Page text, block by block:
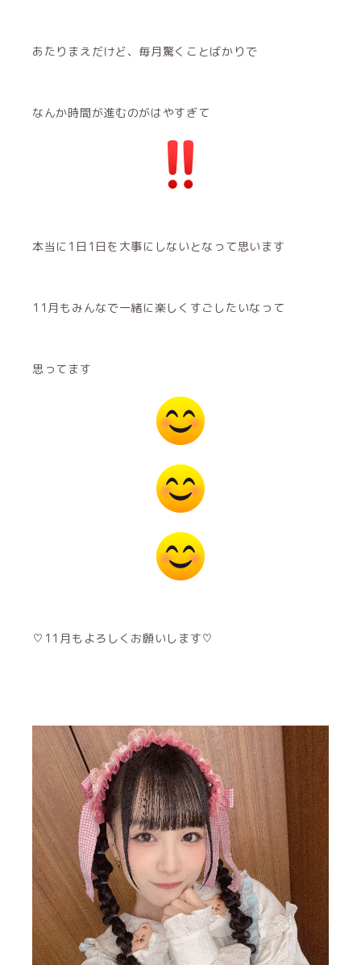
あたりまえだけど、毎月驚くことばかりで
なんか時間が進むのがはやすぎて
本当に1日1日を大事にしないとなって思います
11月もみんなで一緒に楽しくすごしたいなって
思ってます
♡11月もよろしくお願いします♡